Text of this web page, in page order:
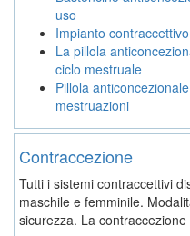
uso
Impianto
La pillola
ciclo mestruale
Pillola
mestruazioni
Contraccezione
Tutti i sistemi contraccettivi
maschile e femminile.
sicurezza. La